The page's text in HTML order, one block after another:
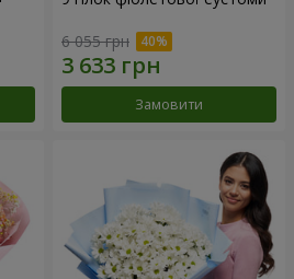
6 055 грн
Замовити